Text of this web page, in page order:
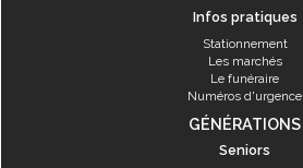
Infos pratiques
Stationnement
Les marchés
Le funéraire
Numéros d'urgence
GÉNÉRATIONS
Seniors